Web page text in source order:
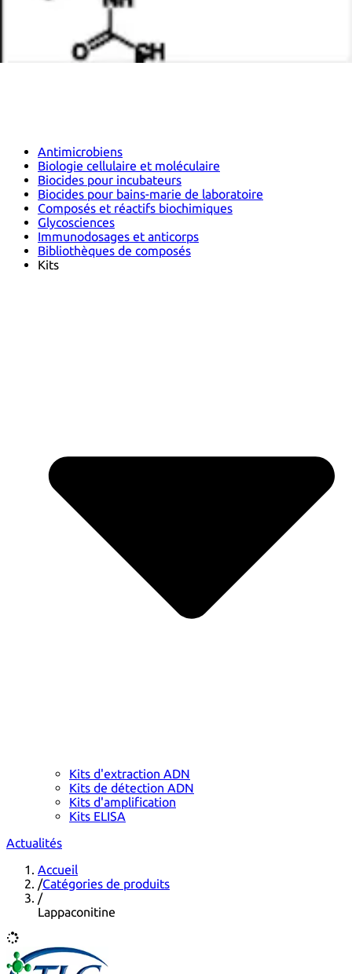
Antimicrobiens
Biologie cellulaire et moléculaire
Biocides pour incubateurs
Biocides pour bains-marie de laboratoire
Composés et réactifs biochimiques
Glycosciences
Immunodosages et anticorps
Bibliothèques de composés
Kits
Kits d'extraction ADN
Kits de détection ADN
Kits d'amplification
Kits ELISA
Actualités
Accueil
/Catégories de produits
/
Lappaconitine